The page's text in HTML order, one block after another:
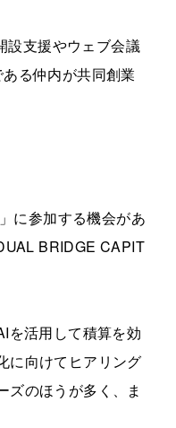
設支援やウェブ会議
る仲内が共同創業
に参加する機会があ
BRIDGE CAPIT
を活用して積算を効
に向けてヒアリング
ズのほうが多く、ま